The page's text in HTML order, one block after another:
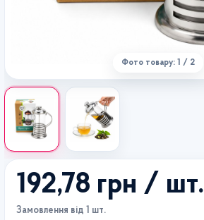
Фото товару: 1 / 2
192,78 грн / шт.
Замовлення від 1 шт.